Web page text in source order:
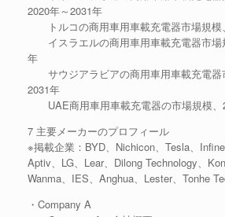
2020年～2031年
トルコの商用車用車載充電器市場規模
イスラエルの商用車用車載充電器市場
年
サウジアラビアの商用車用車載充電器
2031年
UAE商用車用車載充電器の市場規模、
7 主要メーカーのプロフィール
※掲載企業：BYD、Nichicon、Tesla、
Aptiv、LG、Lear、Dilong Technology、
Wanma、IES、Anghua、Lester、Tonhe
・Company A